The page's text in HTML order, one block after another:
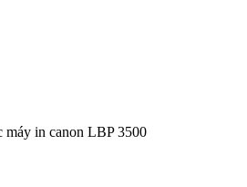
in canon LBP 3500